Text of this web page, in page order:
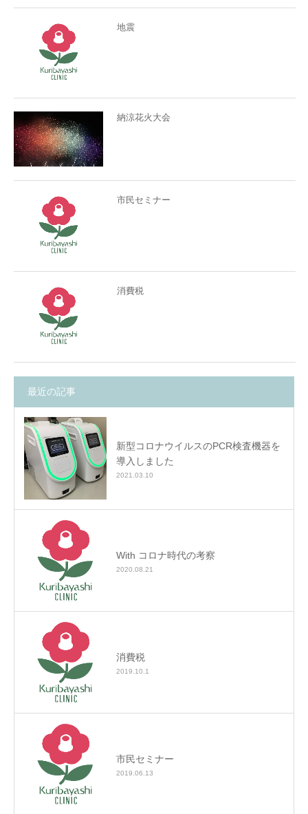
地震
納涼花火大会
市民セミナー
消費税
最近の記事
新型コロナウイルスのPCR検査機器を
導入しました
2021.03.10
With コロナ時代の考察
2020.08.21
消費税
2019.10.1
市民セミナー
2019.06.13